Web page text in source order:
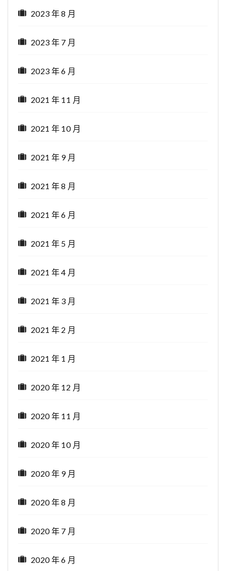
2023 年 8 月
2023 年 7 月
2023 年 6 月
2021 年 11 月
2021 年 10 月
2021 年 9 月
2021 年 8 月
2021 年 6 月
2021 年 5 月
2021 年 4 月
2021 年 3 月
2021 年 2 月
2021 年 1 月
2020 年 12 月
2020 年 11 月
2020 年 10 月
2020 年 9 月
2020 年 8 月
2020 年 7 月
2020 年 6 月